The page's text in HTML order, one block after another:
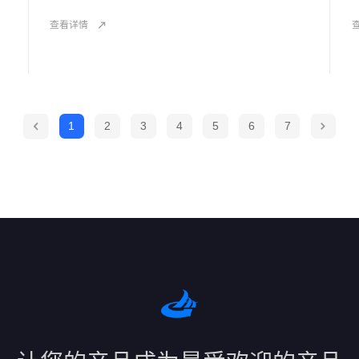
查看详情
1 2 3 4 5 6 7